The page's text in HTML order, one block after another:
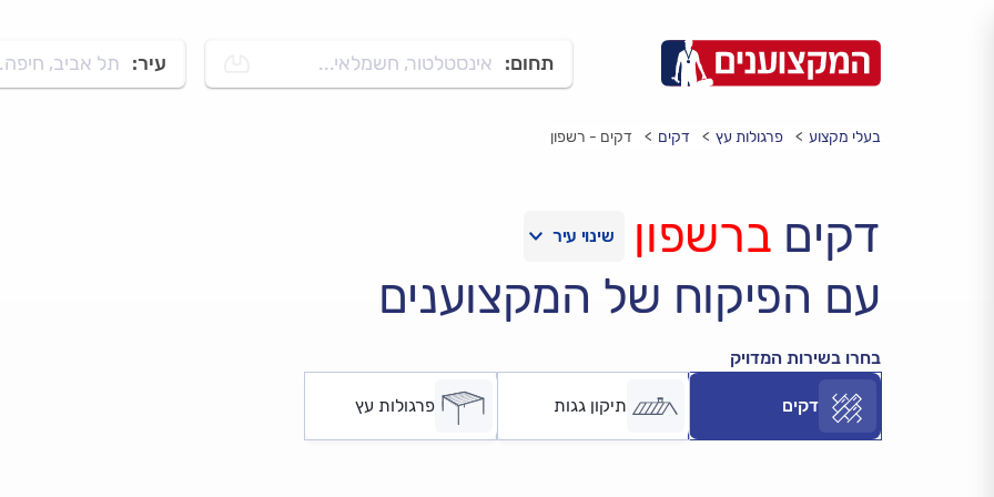
תחום: אינסטלטור, חשמלאי... עיר: תל אביב,
בעלי מקצוע פרגולות עץ דקים דקים - רשפון
דקים ברשפון
עם הפיקוח של המקצוענים
בחרו בשירות המדויק
דקים תיקון גגות פרגולות עץ